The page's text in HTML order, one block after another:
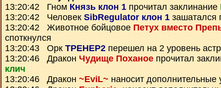
13:20:42 Гном Князь клон 1 прочитал заклинание
13:20:42 Человек SibRegulator клон 1 зашатался
13:20:42 Животное бойцовое Петух вместо
споткнулся
13:20:43 Орк TPEHEP2 перешел на 2 уровень
13:20:46 Дракон Чудище Поханое прочитал
клич
13:20:46 Дракон ~EviL~ наносит дополнительные